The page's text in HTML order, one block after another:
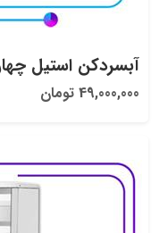
آبسردکن استیل چهار شیر
49,000,000 تومان